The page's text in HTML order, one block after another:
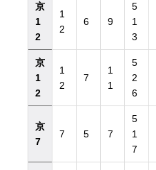
京
1
2
1
2
6 9
5
1
3
京
1
2
1
2
7
1
1
5
2
6
京
7
7 5 7
5
1
7